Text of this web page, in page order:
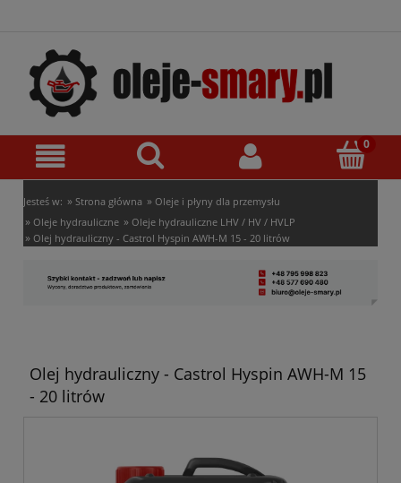
Jesteś w: » Strona główna » Oleje i płyny dla przemysłu
» Oleje hydrauliczne » Oleje hydrauliczne LHV / HV / HVLP
» Olej hydrauliczny - Castrol Hyspin AWH-M 15 - 20 litrów
Olej hydrauliczny - Castrol Hyspin AWH-M 15
- 20 litrów